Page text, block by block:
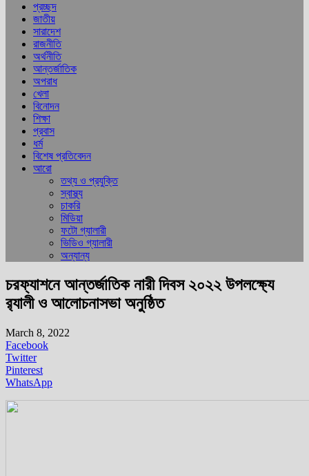
প্রচ্ছদ
জাতীয়
সারাদেশ
রাজনীতি
অর্থনীতি
আন্তর্জাতিক
অপরাধ
খেলা
বিনোদন
শিক্ষা
প্রবাস
ধর্ম
বিশেষ প্রতিবেদন
আরো
তথ্য ও প্রযুক্তি
স্বাস্থ্য
চাকরি
মিডিয়া
ফটো গ্যালারী
ভিডিও গ্যালারী
অন্যান্য
চরফ্যাশনে আন্তর্জাতিক নারী দিবস ২০২২ উপলক্ষ্যে
র‌্যালী ও আলোচনাসভা অনুষ্ঠিত
March 8, 2022
Facebook
Twitter
Pinterest
WhatsApp